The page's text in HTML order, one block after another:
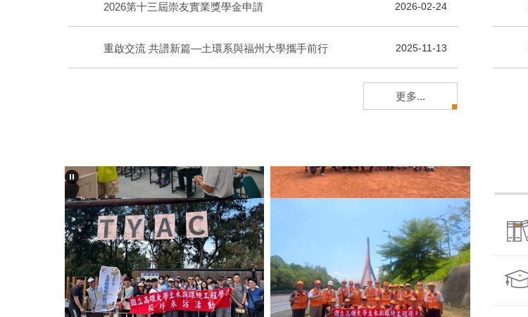
2026第十三屆崇友實業獎學金申請 2026-02-24
重啟交流 共譜新篇—土環系與福州大學攜手前行 2025-11-13
更多...